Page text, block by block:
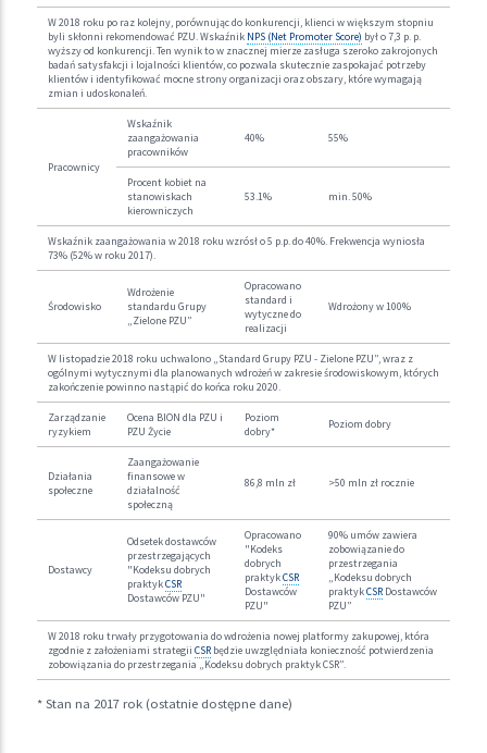
W 2018 roku po raz kolejny, porównując do konkurencji, klienci w większym stopniu
byli skłonni rekomendować PZU. Wskaźnik NPS (Net Promoter Score) był o 7,3 p. p.
wyższy od konkurencji. Ten wynik to w znacznej mierze zasługa szeroko zakrojonych
badań satysfakcji i lojalności klientów, co pozwala skutecznie zaspokajać potrzeby
klientów i identyfikować mocne strony organizacji oraz obszary, które wymagają
zmian i udoskonaleń.
Pracownicy
Wskaźnik
zaangażowania
pracowników
40% 55%
Procent kobiet na
stanowiskach
kierowniczych
53.1% min. 50%
Wskaźnik zaangażowania w 2018 roku wzrósł o 5 p.p. do 40%. Frekwencja wyniosła
73% (52% w roku 2017).
Środowisko
Wdrożenie
standardu Grupy
„Zielone PZU”
Opracowano
standard i
wytyczne do
realizacji
Wdrożony w 100%
W listopadzie 2018 roku uchwalono „Standard Grupy PZU - Zielone PZU”, wraz z
ogólnymi wytycznymi dla planowanych wdrożeń w zakresie środowiskowym, których
zakończenie powinno nastąpić do końca roku 2020.
Zarządzanie
ryzykiem
Ocena BION dla PZU i
PZU Życie
Poziom
dobry*
Poziom dobry
Działania
społeczne
Zaangażowanie
finansowe w
działalność
społeczną
86,8 mln zł >50 mln zł rocznie
Dostawcy
Odsetek dostawców
przestrzegających
"Kodeksu dobrych
praktykCSR
Dostawców PZU"
Opracowano
"Kodeks
dobrych
praktykCSR
Dostawców
PZU"
90% umów zawiera
zobowiązanie do
przestrzegania
„Kodeksu dobrych
praktykCSRDostawców
PZU”
W 2018 roku trwały przygotowania do wdrożenia nowej platformy zakupowej, która
zgodnie z założeniami strategii CSRbędzie uwzględniała konieczność potwierdzenia
zobowiązania do przestrzegania „Kodeksu dobrych praktyk CSR”.
* Stan na 2017 rok (ostatnie dostępne dane)